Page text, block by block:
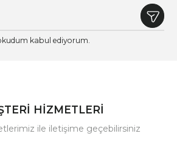
kabul ediyorum.
HİZMETLERİ
ile iletişime geçebilirsiniz